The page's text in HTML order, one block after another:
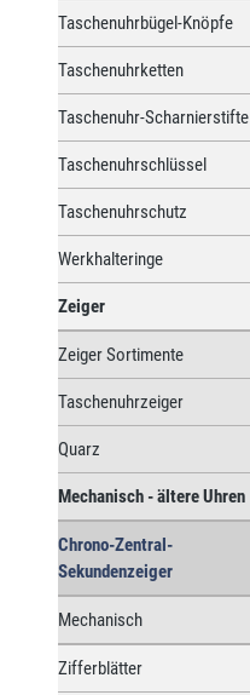
Taschenuhrbügel-Knöpfe
Taschenuhrketten
Taschenuhr-Scharnierstifte
Taschenuhrschlüssel
Taschenuhrschutz
Werkhalteringe
Zeiger
Zeiger Sortimente
Taschenuhrzeiger
Quarz
Mechanisch - ältere Uhren
Chrono-Zentral-
Sekundenzeiger
Mechanisch
Zifferblätter